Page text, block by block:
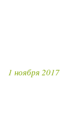
1 ноября 2017